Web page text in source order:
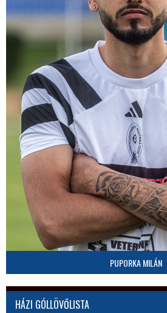
PUPORKA MILÁN
HÁZI GÓLLÖVŐLISTA